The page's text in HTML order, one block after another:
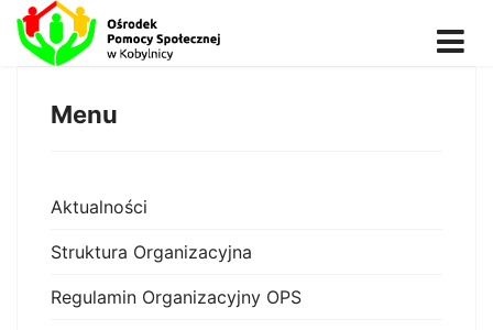
Menu
Aktualności
Struktura Organizacyjna
Regulamin Organizacyjny OPS